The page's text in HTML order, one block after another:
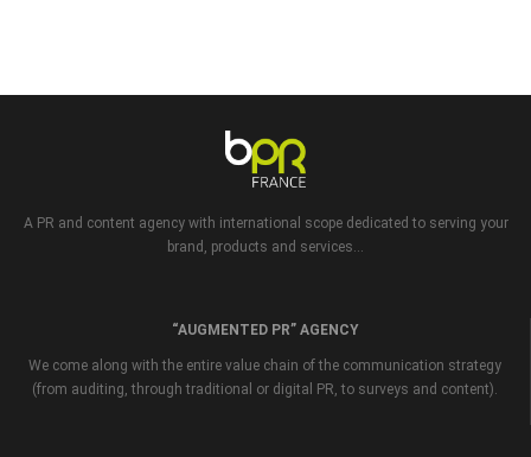
A PR and content agency with international scope dedicated to serving your
brand, products and services...
“AUGMENTED PR” AGENCY
We come along with the entire value chain of the communication strategy
(from auditing, through traditional or digital PR, to surveys and content).